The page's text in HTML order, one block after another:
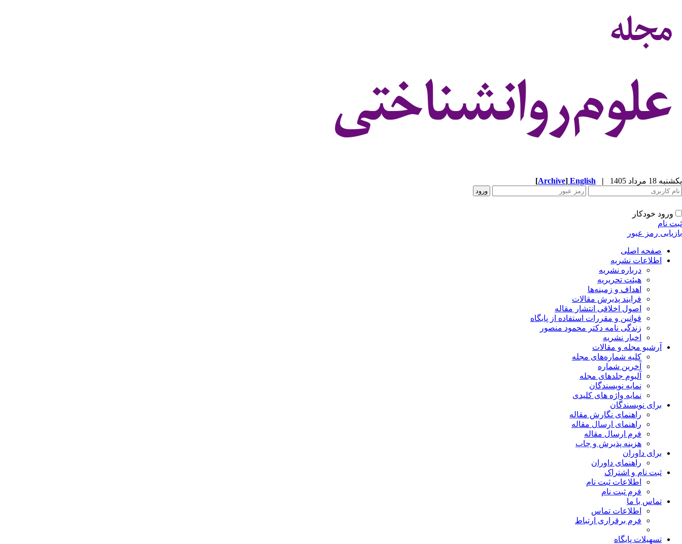
یکشنبه 18 مرداد 1405 |
English
[Archive]
ورود خودکار
ثبت نام
بازیابی رمز عبور
صفحه اصلی
اطلاعات نشریه
درباره نشریه
هیئت تحریریه
اهداف و زمینه‌ها
فرایند پذیرش مقالات
اصول اخلاقی انتشار مقاله
قوانین و مقررات استفاده از پایگاه
زندگی نامه دکتر محمود منصور
اخبار نشریه
آرشیو مجله و مقالات
کلیه شماره‌های مجله
آخرین شماره
آلبوم جلدهای مجله
نمایه نویسندگان
نمایه واژه های کلیدی
برای نویسندگان
راهنمای نگارش مقاله
راهنمای ارسال مقاله
فرم ارسال مقاله
هزینه پذیرش و چاپ
برای داوران
راهنمای داوران
ثبت نام و اشتراک
اطلاعات ثبت نام
فرم ثبت نام
تماس با ما
اطلاعات تماس
فرم برقراری ارتباط
تسهیلات پایگاه